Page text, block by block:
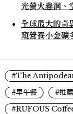
光螢火蟲洞、
全球最大的
窺營養小金礦
#The
#早午餐
#推薦
#RUFOUS